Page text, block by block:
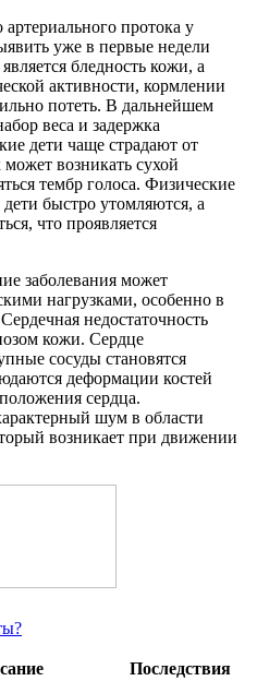
протока у
уже в первые недели
бледность кожи, а
активности, кормлении
потеть. В дальнейшем
веса и задержка
дети чаще страдают от
возникать сухой
тембр голоса. Физические
быстро утомляются, а
что проявляется
заболевания может
нагрузками, особенно в
недостаточность
кожи. Сердце
сосуды становятся
деформации костей
сердца.
шум в области
возникает при движении
Последствия